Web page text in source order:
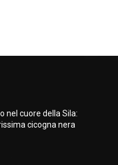
nel cuore della Sila:
cicogna nera